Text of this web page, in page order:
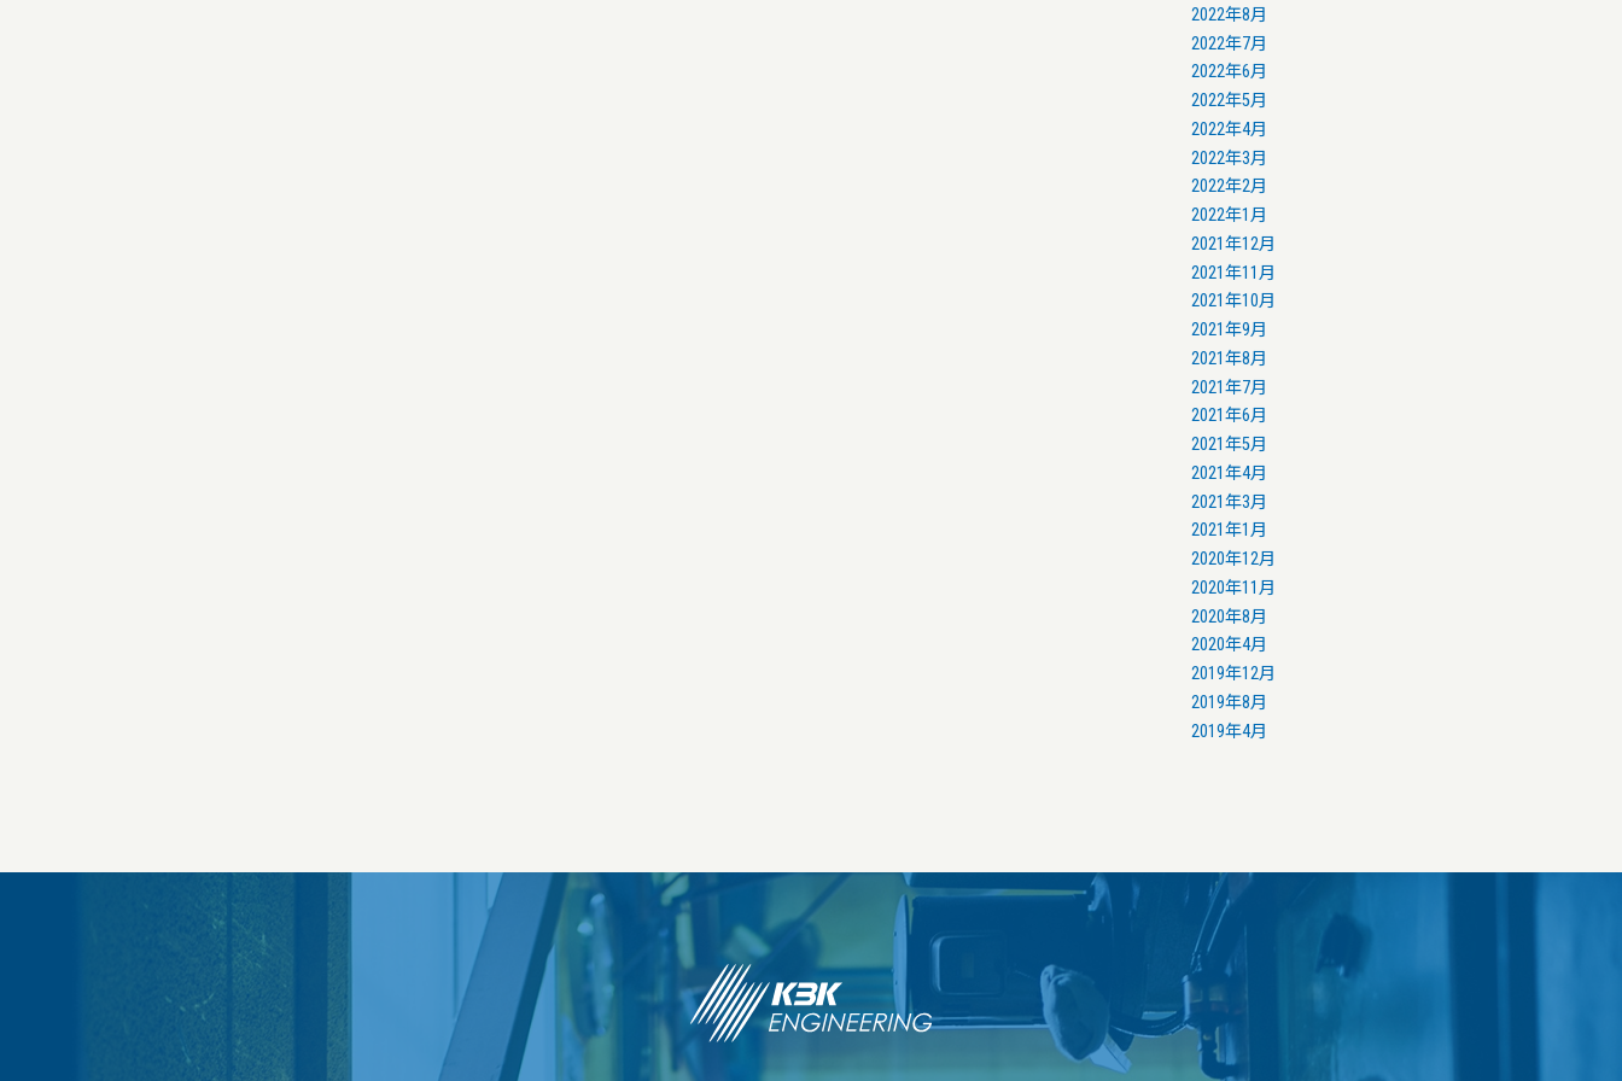
2022年8月
2022年7月
2022年6月
2022年5月
2022年4月
2022年3月
2022年2月
2022年1月
2021年12月
2021年11月
2021年10月
2021年9月
2021年8月
2021年7月
2021年6月
2021年5月
2021年4月
2021年3月
2021年1月
2020年12月
2020年11月
2020年8月
2020年4月
2019年12月
2019年8月
2019年4月